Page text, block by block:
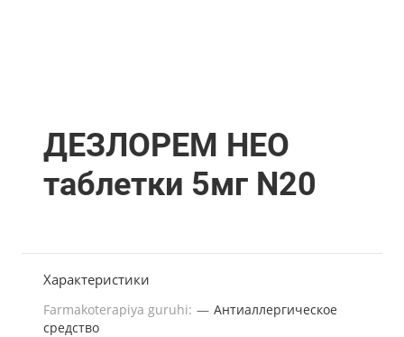
ДЕЗЛОРЕМ НЕО
таблетки 5мг N20
Характеристики
Farmakoterapiya guruhi: — Антиаллергическое
средство